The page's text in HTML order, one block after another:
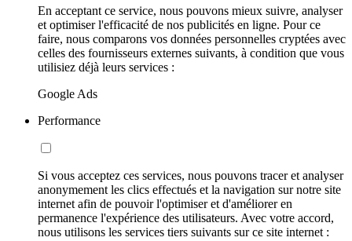
En acceptant ce service, nous pouvons mieux suivre, analyser
et optimiser l'efficacité de nos publicités en ligne. Pour ce
faire, nous comparons vos données personnelles cryptées avec
celles des fournisseurs externes suivants, à condition que vous
utilisiez déjà leurs services :
Google Ads
Performance
Si vous acceptez ces services, nous pouvons tracer et analyser
anonymement les clics effectués et la navigation sur notre site
internet afin de pouvoir l'optimiser et d'améliorer en
permanence l'expérience des utilisateurs. Avec votre accord,
nous utilisons les services tiers suivants sur ce site internet :